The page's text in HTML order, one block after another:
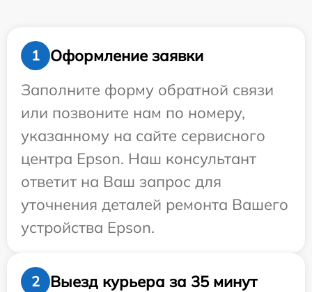
1
Оформление заявки
Заполните форму обратной связи
или позвоните нам по номеру,
указанному на сайте сервисного
центра Epson. Наш консультант
ответит на Ваш запрос для
уточнения деталей ремонта Вашего
устройства Epson.
2
Выезд курьера за 35 минут